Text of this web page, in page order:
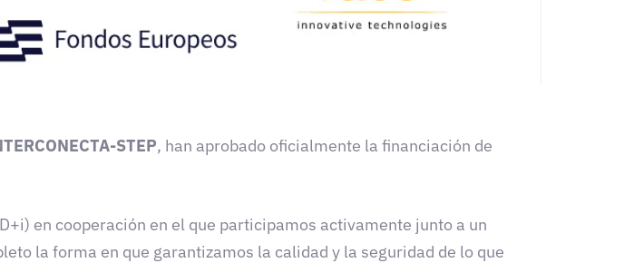
STEP, han aprobado oficialmente la financiación de
en cooperación en el que participamos activamente junto a un
la forma en que garantizamos la calidad y la seguridad de lo que